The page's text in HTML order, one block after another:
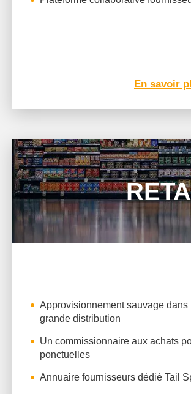
En savoir
Approvisionnement sauvage dans
grande distribution
Un commissionnaire aux achats
ponctuelles
Annuaire fournisseurs dédié Tail